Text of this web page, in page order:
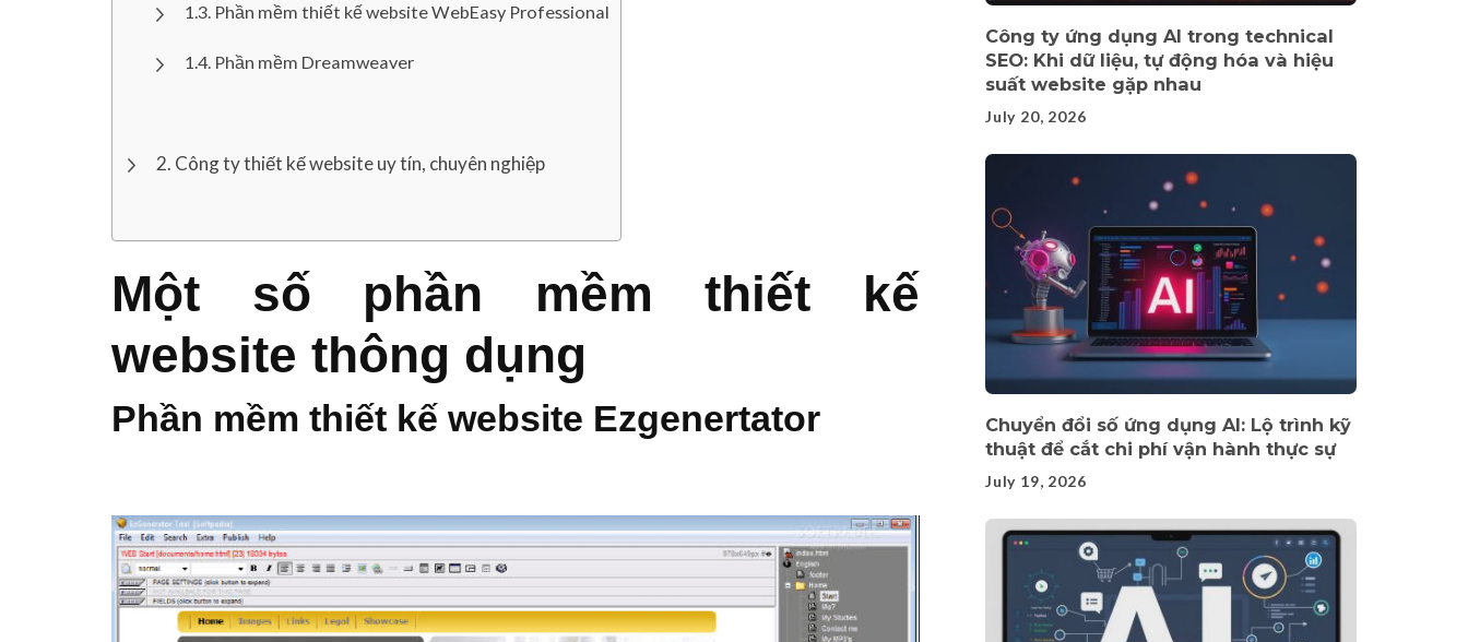
Phần mềm thiết kế website WebEasy Professional
Phần mềm Dreamweaver
Công ty thiết kế website uy tín, chuyên nghiệp
Một số phần mềm thiết kế
website thông dụng
Phần mềm thiết kế website Ezgenertator
Công ty ứng dụng AI trong technical
SEO: Khi dữ liệu, tự động hóa và hiệu
suất website gặp nhau
July 20, 2026
Chuyển đổi số ứng dụng AI: Lộ trình kỹ
thuật để cắt chi phí vận hành thực sự
July 19, 2026